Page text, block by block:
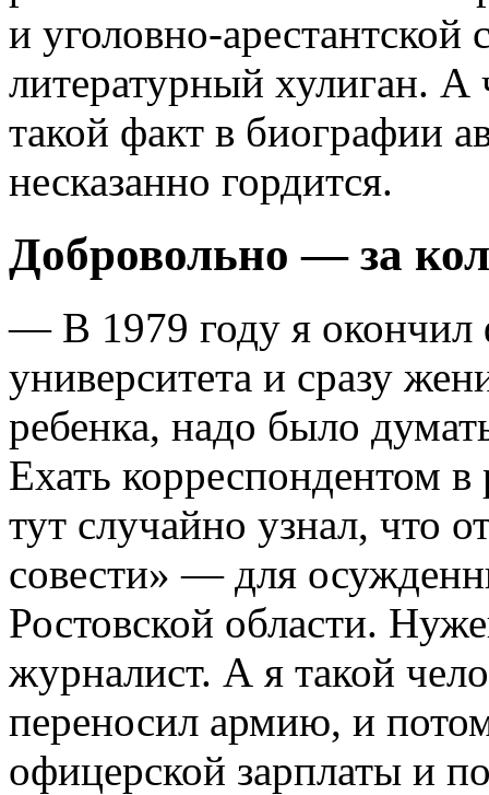
и уголовно-
литературный хулиган. А
такой факт в биографии
несказанно гордится.
Добровольно — за
— В 1979 году я окончил
университета и сразу
ребенка, надо было
Ехать корреспондентом
тут случайно узнал, что
совести» — для
Ростовской области.
журналист. А я такой
переносил армию, и
офицерской зарплаты и